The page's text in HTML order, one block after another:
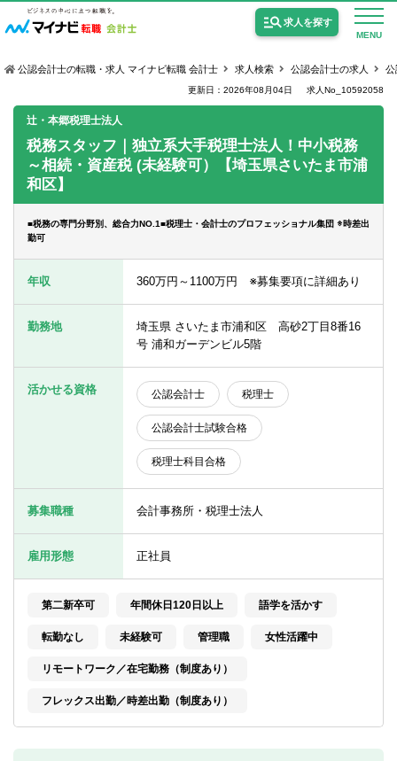
MENU
求人を探す
公認会計士の求人
監査法人の求人
女性会計士の転職
個別転職相談会・セミナー
転職お役立ち情報
ご利用ガイド
非公開求人とは？
サービス紹介
公認会計士の転職・求人 マイナビ転職 会計士 求人検索 公認会計士の求人 公
更新日：2026年08月04日 求人No_10592058
辻・本郷税理士法人
税務スタッフ｜独立系大手税理士法人！中小税務
～相続・資産税 (未経験可）【埼玉県さいたま市浦
和区】
■税務の専門分野別、総合力NO.1■税理士・会計士のプロフェッショナル集団 ※時差出
勤可
年収 360万円～1100万円 ※募集要項に詳細あり
勤務地
埼玉県 さいたま市浦和区 高砂2丁目8番16
号 浦和ガーデンビル5階
活かせる資格 公認会計士 税理士
公認会計士試験合格
税理士科目合格
募集職種 会計事務所・税理士法人
雇用形態 正社員
第二新卒可 年間休日120日以上 語学を活かす
転勤なし 未経験可 管理職 女性活躍中
リモートワーク／在宅勤務（制度あり）
フレックス出勤／時差出勤（制度あり）